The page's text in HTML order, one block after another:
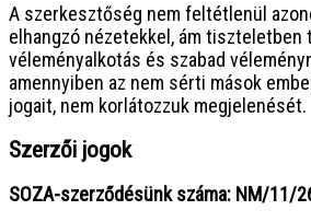
A szerkesztőség nem feltétlenül
elhangzó nézetekkel, ám tiszteletben
véleményalkotás és szabad
amennyiben az nem sérti mások
jogait, nem korlátozzuk megjelenését.
Szerzői jogok
SOZA-szerződésünk száma: NM/11/